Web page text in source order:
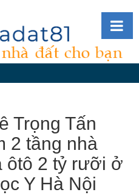
Trọng Tấn
2 tầng nhà
ôtô 2 tỷ rưỡi ở
Y Hà Nội